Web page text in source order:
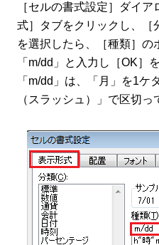
［セルの書式設定］ダイ
式］タブをクリックし、［
を選択したら、［種類］の
「m/dd」と入力し［OK］
「m/dd」は、「月」を1ケ
（スラッシュ）」で区切っ